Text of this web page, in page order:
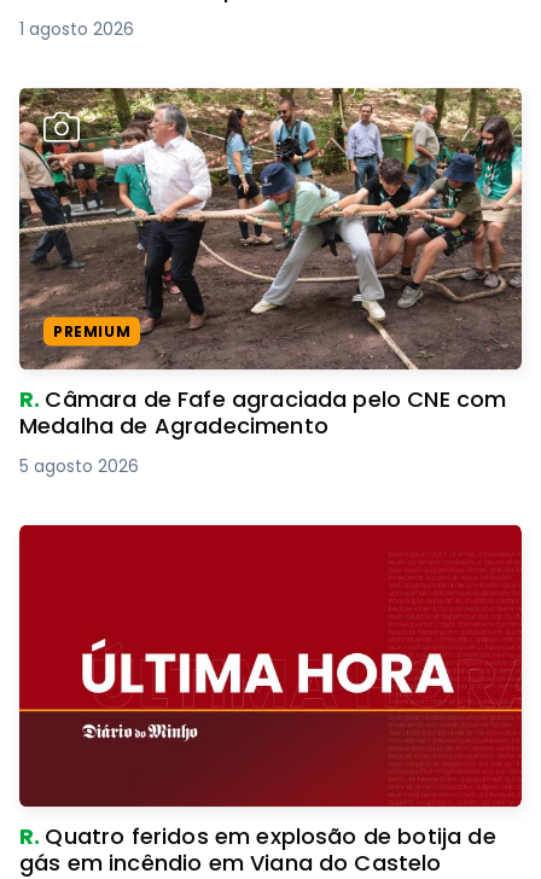
1 agosto 2026
PREMIUM
R. Câmara de Fafe agraciada pelo CNE com
Medalha de Agradecimento
5 agosto 2026
R. Quatro feridos em explosão de botija de
gás em incêndio em Viana do Castelo